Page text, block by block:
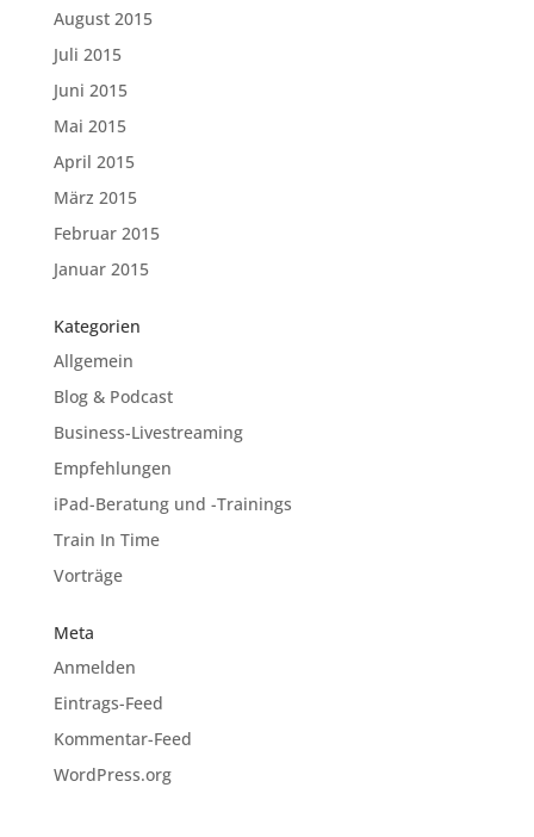
August 2015
Juli 2015
Juni 2015
Mai 2015
April 2015
März 2015
Februar 2015
Januar 2015
Kategorien
Allgemein
Blog & Podcast
Business-Livestreaming
Empfehlungen
iPad-Beratung und -Trainings
Train In Time
Vorträge
Meta
Anmelden
Eintrags-Feed
Kommentar-Feed
WordPress.org